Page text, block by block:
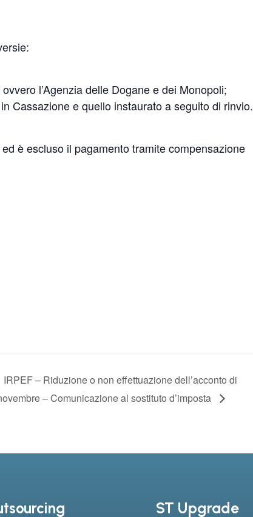
l’Agenzia delle Dogane e dei Monopoli;
Cassazione e quello instaurato a seguito di rinvio.
è escluso il pagamento tramite compensazione
IRPEF – Riduzione o non effettuazione dell’acconto di
– Comunicazione al sostituto d’imposta
ST Upgrade